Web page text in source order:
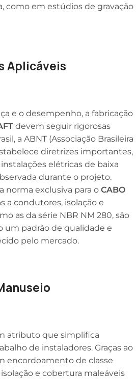
como em estúdios de gravação
Aplicáveis
e o desempenho, a fabricação
devem seguir rigorosas
a ABNT (Associação Brasileira
diretrizes importantes,
elétricas de baixa
durante o projeto.
norma exclusiva para o CABO
a condutores, isolação e
as da série NBR NM 280, são
um padrão de qualidade e
pelo mercado.
atributo que simplifica
de instaladores. Graças ao
encordoamento de classe
e cobertura maleáveis